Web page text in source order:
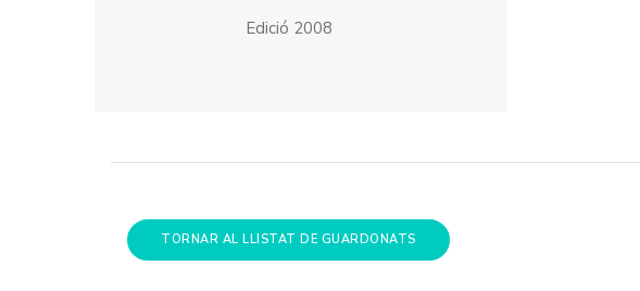
Edició 2008
TORNAR AL LLISTAT DE GUARDONATS